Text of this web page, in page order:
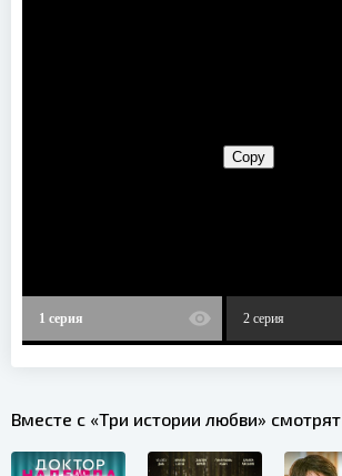
1 серия 2 серия
Вместе с «Три истории любви» смотрят